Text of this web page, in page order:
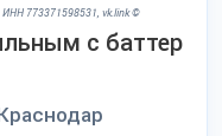
ИНН 773371598531, vk.link ©
с баттер